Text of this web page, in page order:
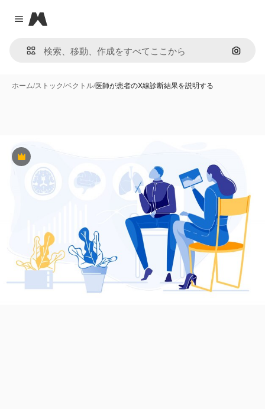
Close menu
Magnific
画像で
ホーム/ストック/ベクトル/医師が患者のX線診断結果を説明する
Premium